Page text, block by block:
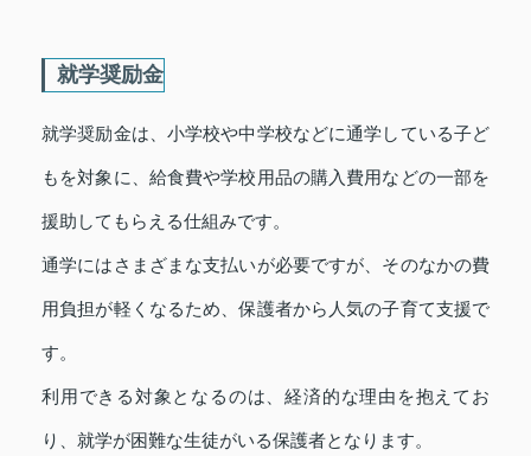
就学奨励金
就学奨励金は、小学校や中学校などに通学している子ど
もを対象に、給食費や学校用品の購入費用などの一部を
援助してもらえる仕組みです。
通学にはさまざまな支払いが必要ですが、そのなかの費
用負担が軽くなるため、保護者から人気の子育て支援で
す。
利用できる対象となるのは、経済的な理由を抱えてお
り、就学が困難な生徒がいる保護者となります。